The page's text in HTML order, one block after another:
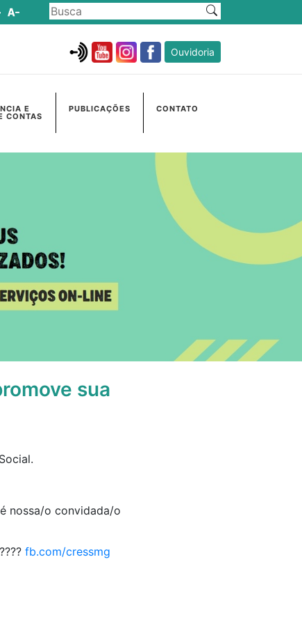
Ouvidoria
E
CONTAS
PUBLICAÇÕES CONTATO
sua
nossa/o convidada/o
fb.com/cressmg